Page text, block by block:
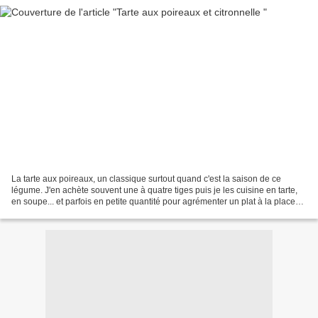
La tarte aux poireaux, un classique surtout quand c'est la saison de ce
légume. J'en achète souvent une à quatre tiges puis je les cuisine en tarte,
en soupe... et parfois en petite quantité pour agrémenter un plat à la place